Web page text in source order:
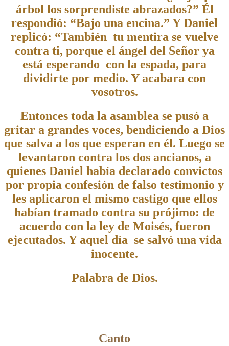
árbol los sorprendiste abrazados?” Él
respondió: “Bajo una encina.” Y Daniel
replicó: “También tu mentira se vuelve
contra ti, porque el ángel del Señor ya
está esperando con la espada, para
dividirte por medio. Y acabara con
vosotros.
Entonces toda la asamblea se pusó a
gritar a grandes voces, bendiciendo a Dios
que salva a los que esperan en él. Luego se
levantaron contra los dos ancianos, a
quienes Daniel había declarado convictos
por propia confesión de falso testimonio y
les aplicaron el mismo castigo que ellos
habían tramado contra su prójimo: de
acuerdo con la ley de Moisés, fueron
ejecutados. Y aquel día se salvó una vida
inocente.
Palabra de Dios.
Canto